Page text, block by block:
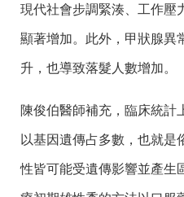
現代社會步調緊湊、工作壓
顯著增加。此外，甲狀腺異
升，也導致落髮人數增加。
陳俊伯醫師補充，臨床統計
以基因遺傳占多數，也就是
性皆可能受遺傳影響並產生